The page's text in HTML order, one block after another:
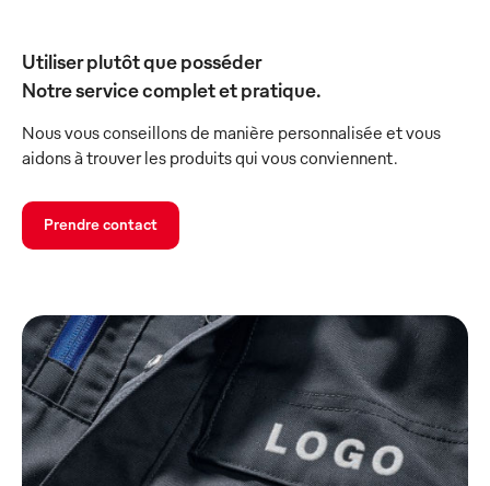
Utiliser plutôt que posséder
Notre service complet et pratique.
Nous vous conseillons de manière personnalisée et vous
aidons à trouver les produits qui vous conviennent.
Prendre contact